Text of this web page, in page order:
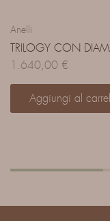
Anelli
TRILOGY CON
1.640,00 €
Aggiungi al